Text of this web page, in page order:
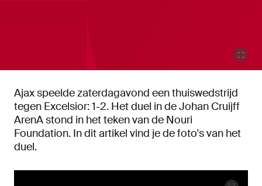
Ajax speelde zaterdagavond een thuiswedstrijd
tegen Excelsior: 1-2. Het duel in de Johan Cruijff
ArenA stond in het teken van de Nouri
Foundation. In dit artikel vind je de foto's van het
duel.